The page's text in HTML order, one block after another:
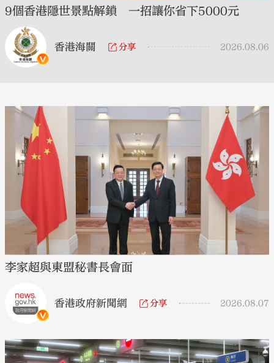
9個香港隱世景點解鎖 一招讓你省下5000元
香港海關 分享 2026.08.06
李家超與東盟秘書長會面
香港政府新聞網 分享 2026.08.07